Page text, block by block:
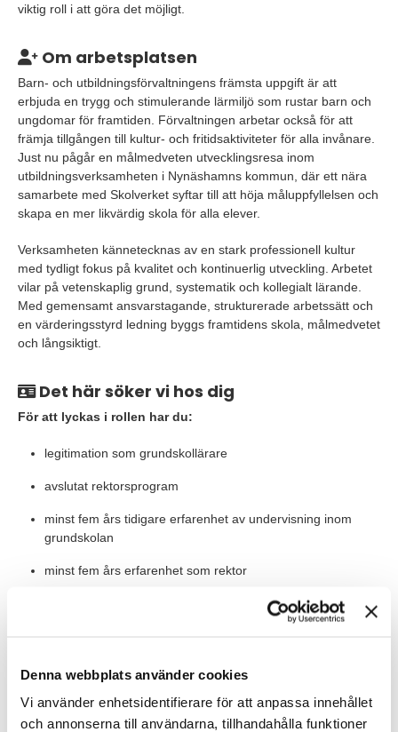
Denna webbplats använder cookies
Vi använder enhetsidentifierare för att anpassa innehållet
och annonserna till användarna, tillhandahålla funktioner
viktig roll i att göra det möjligt.
Om arbetsplatsen
Barn- och utbildningsförvaltningens främsta uppgift är att
erbjuda en trygg och stimulerande lärmiljö som rustar barn och
ungdomar för framtiden. Förvaltningen arbetar också för att
främja tillgången till kultur- och fritidsaktiviteter för alla invånare.
Just nu pågår en målmedveten utvecklingsresa inom
utbildningsverksamheten i Nynäshamns kommun, där ett nära
samarbete med Skolverket syftar till att höja måluppfyllelsen och
skapa en mer likvärdig skola för alla elever.
Verksamheten kännetecknas av en stark professionell kultur
med tydligt fokus på kvalitet och kontinuerlig utveckling. Arbetet
vilar på vetenskaplig grund, systematik och kollegialt lärande.
Med gemensamt ansvarstagande, strukturerade arbetssätt och
en värderingsstyrd ledning byggs framtidens skola, målmedvetet
och långsiktigt.
Det här söker vi hos dig
För att lyckas i rollen har du:
legitimation som grundskollärare
avslutat rektorsprogram
minst fem års tidigare erfarenhet av undervisning inom
grundskolan
minst fem års erfarenhet som rektor
kvalitetsarbete